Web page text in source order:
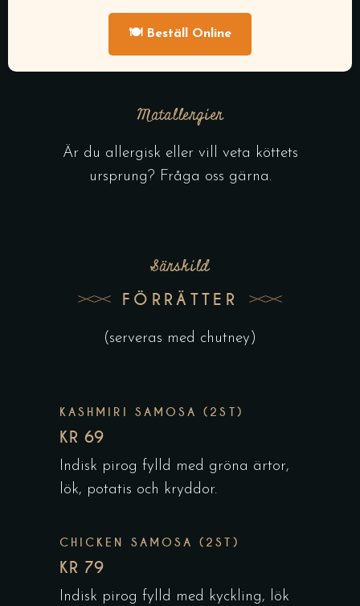
🍽️ Beställ Online
Matallergier
Är du allergisk eller vill veta köttets
ursprung? Fråga oss gärna.
Särskild
FÖRRÄTTER
(serveras med chutney)
KASHMIRI SAMOSA (2ST)
KR 69
Indisk pirog fylld med gröna ärtor,
lök, potatis och kryddor.
CHICKEN SAMOSA (2ST)
KR 79
Indisk pirog fylld med kyckling, lök